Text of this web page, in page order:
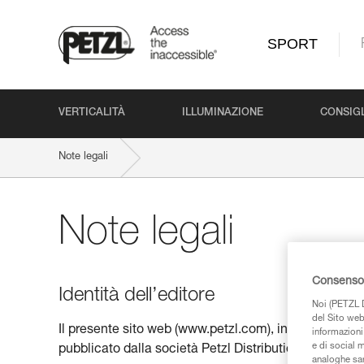
SPORT
VERTICALITÀ ILLUMINAZIONE
Note legali
Note legali
Identità dell’editore
Il presente sito web (www.petzl.com), incluso nello
pubblicato dalla società Petzl Distribution,
Noi
del Sito
e di social
analoghe